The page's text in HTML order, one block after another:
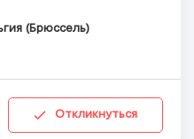
(Брюссель)
Откликнуться